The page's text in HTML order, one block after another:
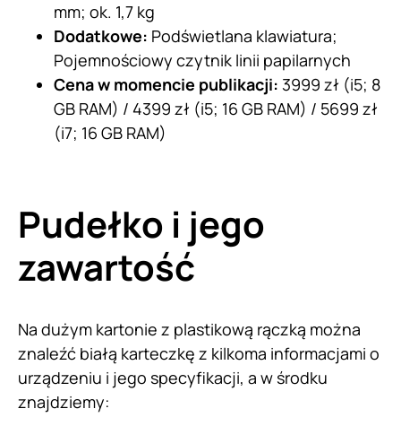
mm; ok. 1,7 kg
Dodatkowe: Podświetlana klawiatura;
Pojemnościowy czytnik linii papilarnych
Cena w momencie publikacji: 3999 zł (i5; 8
GB RAM) / 4399 zł (i5; 16 GB RAM) / 5699 zł
(i7; 16 GB RAM)
Pudełko i jego
zawartość
Na dużym kartonie z plastikową rączką można
znaleźć białą karteczkę z kilkoma informacjami o
urządzeniu i jego specyfikacji, a w środku
znajdziemy: